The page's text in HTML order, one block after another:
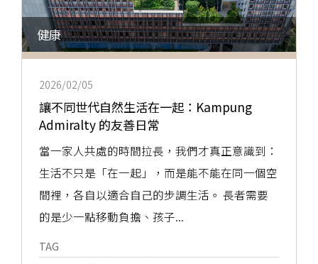
健康
2026/02/05
讓不同世代自然生活在一起：Kampung
Admiralty 的友善日常
當一家人共處的時間拉長，我們才真正意識到：
生活不只是「在一起」，而是能不能在同一個空
間裡，各自以適合自己的步調生活。 長者需要
的是少一點移動負擔、孩子...
TAG